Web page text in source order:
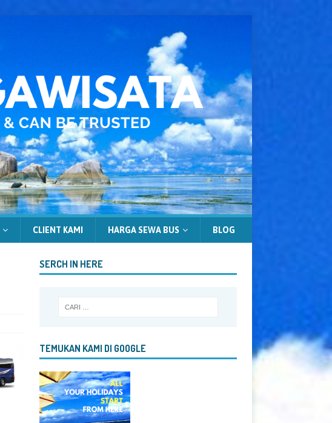
CLIENT KAMI HARGA SEWA BUS BLOG
SERCH IN HERE
TEMUKAN KAMI DI GOOGLE